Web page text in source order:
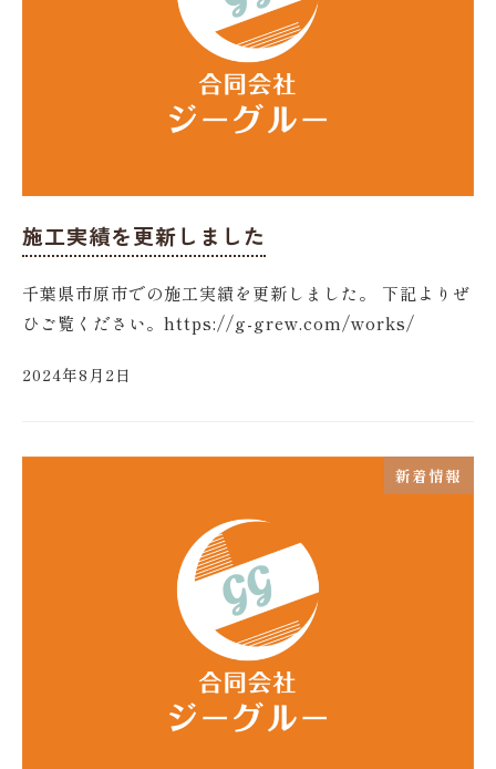
施工実績を更新しました
千葉県市原市での施工実績を更新しました。 下記よりぜ
ひご覧ください。https://g-grew.com/works/
2024年8月2日
新着情報